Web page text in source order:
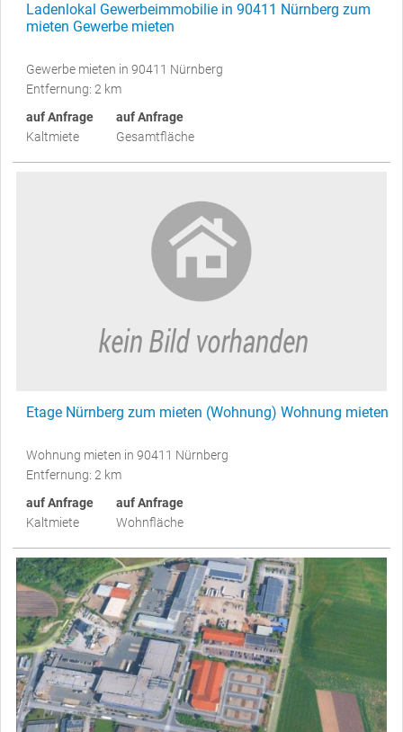
Ladenlokal Gewerbeimmobilie in 90411 Nürnberg zum
mieten Gewerbe mieten
Gewerbe mieten in 90411 Nürnberg
Entfernung: 2 km
auf Anfrage
Kaltmiete
auf Anfrage
Gesamtfläche
Etage Nürnberg zum mieten (Wohnung) Wohnung mieten
Wohnung mieten in 90411 Nürnberg
Entfernung: 2 km
auf Anfrage
Kaltmiete
auf Anfrage
Wohnfläche